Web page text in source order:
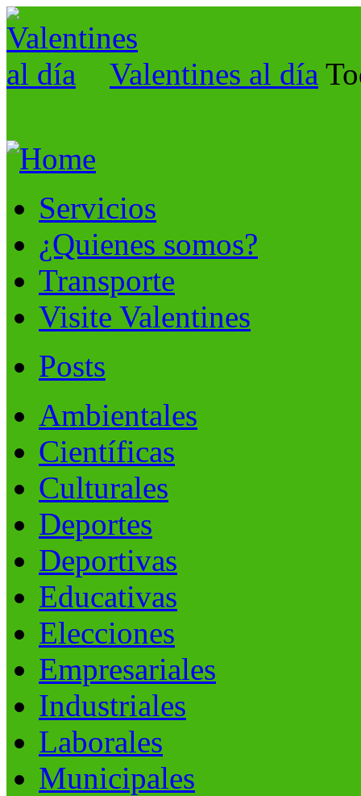
Valentines al día
Servicios
¿Quienes somos?
Transporte
Visite Valentines
Posts
Ambientales
Científicas
Culturales
Deportes
Deportivas
Educativas
Elecciones
Empresariales
Industriales
Laborales
Municipales